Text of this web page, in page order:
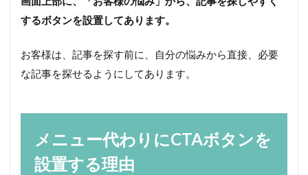
するボタンを設置してあります。
お客様は、記事を探す前に、自分の悩みから直接、必要
な記事を探せるようにしてあります。
メニュー代わりにCTAボタンを
設置する理由